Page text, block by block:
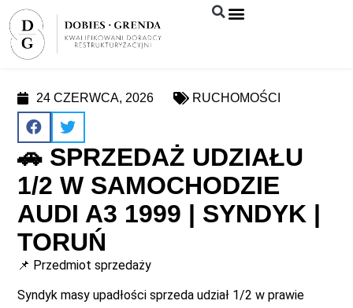
24 CZERWCA, 2026 RUCHOMOŚCI
🚗 SPRZEDAŻ UDZIAŁU
1/2 W SAMOCHODZIE
AUDI A3 1999 | SYNDYK |
TORUŃ
📌 Przedmiot sprzedaży
Syndyk masy upadłości sprzeda udział 1/2 w prawie